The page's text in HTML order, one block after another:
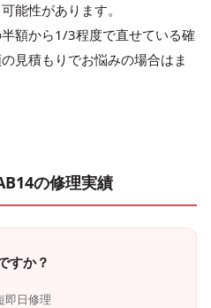
能性があります。
額から1/3程度で直せている確
見積もりでお悩みの場合はま
の修理実績
すか？
即日修理